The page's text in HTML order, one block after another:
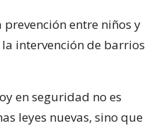
entre niños y
intervención de barrios
en seguridad no es
leyes nuevas, sino que